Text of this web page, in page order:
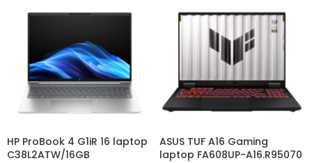
HP ProBook 4 G1iR 16 laptop
C38L2ATW/16GB
ASUS TUF A16 Gaming
laptop FA608UP-A16.R95070